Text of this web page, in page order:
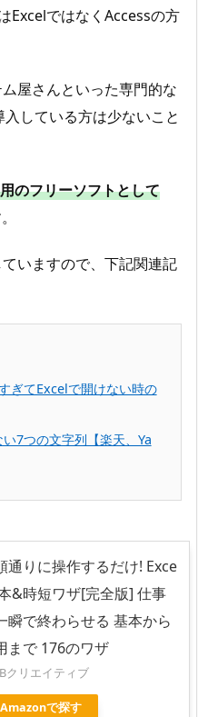
ExcelではなくAccessの方
屋さんといった専門的な
している方は少ないこと
のフリーソフトとして
いますので、下記関連記
ぎてExcelで開けない時の
7つの文字列【楽天、Ya
通りに操作するだけ! Exce
&時短ワザ[完全版] 仕事
瞬で終わらせる 基本から
まで 176のワザ
クリエイティブ
Amazonで探す